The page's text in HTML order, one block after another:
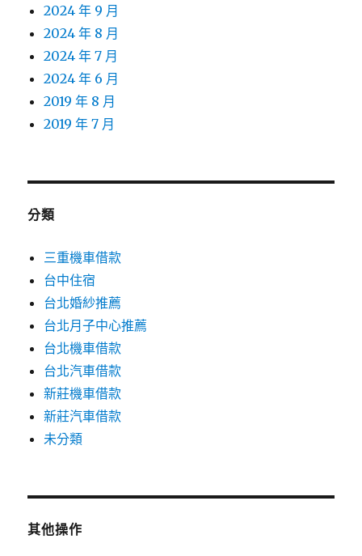
2024 年 9 月
2024 年 8 月
2024 年 7 月
2024 年 6 月
2019 年 8 月
2019 年 7 月
分類
三重機車借款
台中住宿
台北婚紗推薦
台北月子中心推薦
台北機車借款
台北汽車借款
新莊機車借款
新莊汽車借款
未分類
其他操作